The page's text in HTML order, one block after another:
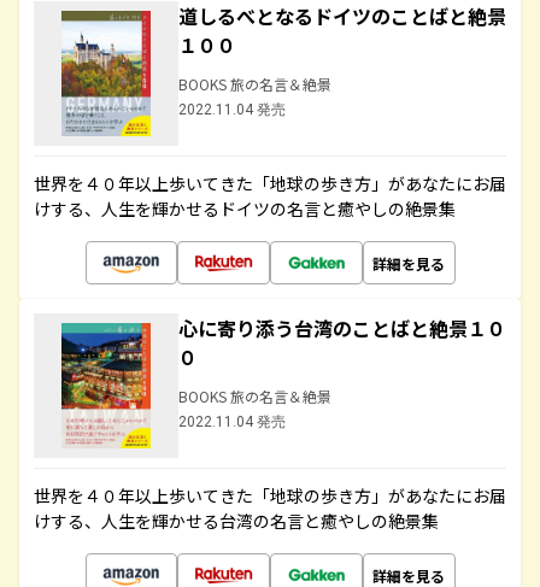
道しるべとなるドイツのことばと絶景
１００
BOOKS 旅の名言＆絶景
2022.11.04 発売
世界を４０年以上歩いてきた「地球の歩き方」があなたにお届
けする、人生を輝かせるドイツの名言と癒やしの絶景集
詳細を見る
心に寄り添う台湾のことばと絶景１０
０
BOOKS 旅の名言＆絶景
2022.11.04 発売
世界を４０年以上歩いてきた「地球の歩き方」があなたにお届
けする、人生を輝かせる台湾の名言と癒やしの絶景集
詳細を見る